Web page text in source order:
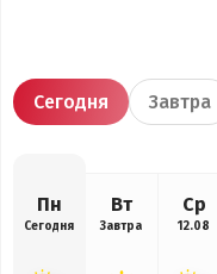
Сегодня Завтра
Пн
Сегодня
Вт
Завтра
Ср
12.08